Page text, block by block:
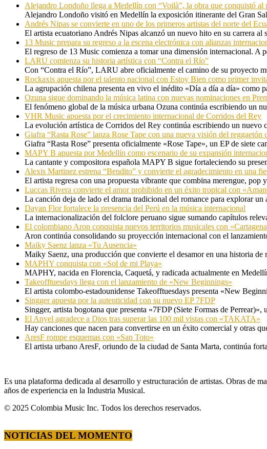
Alejandro Londoño llega a Medellín con “Voilà”, la obra que conquistó al
Alejandro Londoño visitó en Medellín la exposición itinerante del Gran
Andrés Nipas se convierte en uno de los primeros artistas del norte del
El artista ecuatoriano Andrés Nipas alcanzó un nuevo hito en su carrera al
13 Music prepara su regreso a la escena electrónica con alianzas
El regreso de 13 Music comienza a tomar una dimensión internacional. A
LARU comienza su historia artística con “Contra el Río”
Con “Contra el Río”, LARU abre oficialmente el camino de su proyecto
Rockaxis apuesta por el talento nacional con Estoy Bien como primer
La agrupación chilena presenta en vivo el inédito «Día a día a día» como
Ozuna sigue dominando la música latina con nuevas nominaciones en
El fenómeno global de la música urbana Ozuna continúa escribiendo un
VHR Music apuesta por el crecimiento internacional de Corridos del Rey
La evolución artística de Corridos del Rey continúa escribiendo un
Giafra “Rasta Rose” lanza Rose Tape con una nueva visión del reggaetón
Giafra “Rasta Rose” presenta oficialmente «Rose Tape», un EP de siete
MAPY B apuesta por Medellín como escenario de su expansión
La cantante y compositora española MAPY B sigue fortaleciendo su
Alexis Martinez estrena “Bendito” y convierte el agradecimiento en una
El artista regresa con una propuesta vibrante que combina merengue,
Luccas Rivera convierte el amor prohibido en un éxito tropical con
La canción deja de lado el drama tradicional del romance para explorar un
Dayan Flor fortalece la presencia del Perú en la música internacional
La internacionalización del folclore peruano sigue sumando capítulos
El colombiano Aron conquista nuevos territorios musicales con
Aron continúa consolidando su proyección internacional con el
Maiky Saenz lanza «Tu Ausencia»
Maiky Saenz, una producción que convierte el desamor en una historia
MAPHY conquista con «Sol de mi Playa»
MAPHY, nacida en Florencia, Caquetá, y radicada actualmente en
Takeofftuesdays llega con el lanzamiento de «New Beginnings»
El artista colombo-estadounidense Takeofftuesdays presenta «New
Singger apuesta por la autenticidad con su nuevo EP 7FDP
Singger, artista bogotana que presenta «7FDP (Siete Formas de
El Anyel agradece a Dios tras superar las 100 mil vistas con «TAKATA»
Hay canciones que nacen para convertirse en un éxito comercial y otras
AresF rompe esquemas con «San Toto»
El artista urbano AresF, oriundo de la ciudad de Santa Marta, continúa
Es una plataforma dedicada al desarrollo y estructuración de artistas. Obras de
años de experiencia en la Industria Musical.
© 2025 Colombia Music Inc. Todos los derechos reservados.
NOTICIAS DEL MOMENTO